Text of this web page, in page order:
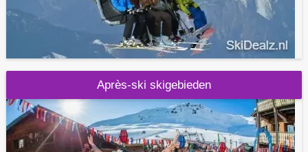
Après-ski skigebieden